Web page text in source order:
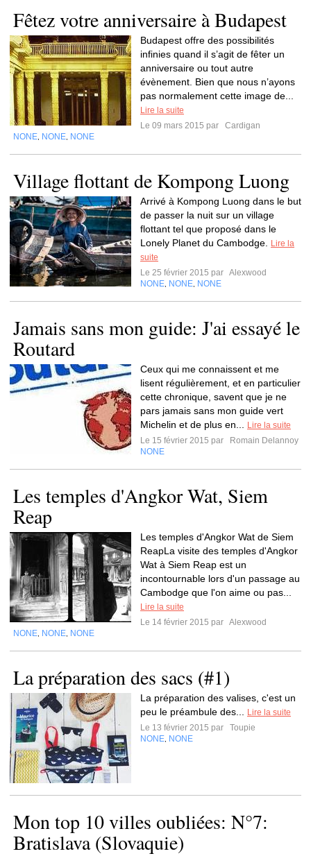
Fêtez votre anniversaire à Budapest
Budapest offre des possibilités
infinies quand il s’agit de fêter un
anniversaire ou tout autre
évènement. Bien que nous n’ayons
pas normalement cette image de...
Lire la suite
Le 09 mars 2015 par
Cardigan
NONE NONE NONE
Village flottant de Kompong Luong
Arrivé à Kompong Luong dans le but
de passer la nuit sur un village
flottant tel que proposé dans le
Lonely Planet du Cambodge.
Lire la
suite
Le 25 février 2015 par Alexwood
NONE NONE NONE
Jamais sans mon guide: J'ai essayé le
Routard
Ceux qui me connaissent et me
lisent régulièrement, et en particulier
cette chronique, savent que je ne
pars jamais sans mon guide vert
Michelin et de plus en...
Lire la suite
Le 15 février 2015 par
Romain Delannoy
NONE
Les temples d'Angkor Wat, Siem
Reap
Les temples d'Angkor Wat de Siem
ReapLa visite des temples d'Angkor
Wat à Siem Reap est un
incontournable lors d'un passage au
Cambodge que l'on aime ou pas...
Lire la suite
Le 14 février 2015 par Alexwood
NONE NONE NONE
La préparation des sacs (#1)
La préparation des valises, c'est un
peu le préambule des...
Lire la suite
Le 13 février 2015 par
Toupie
NONE NONE
Mon top 10 villes oubliées: N°7:
Bratislava (Slovaquie)